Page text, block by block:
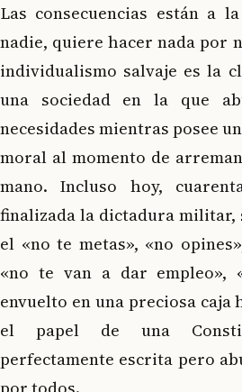
Las consecuencias están a
nadie, quiere hacer nada por
individualismo salvaje es la
una sociedad en la que
necesidades mientras posee
moral al momento de
mano. Incluso hoy,
finalizada la dictadura militar,
el «no te metas», «no
«no te van a dar empleo»,
envuelto en una preciosa caja
el papel de una
perfectamente escrita pero